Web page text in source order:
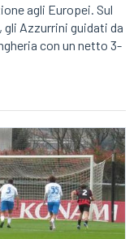
agli Europei. Sul
gli Azzurrini guidati da
con un netto 3-